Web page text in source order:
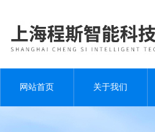
网站首页 关于我们